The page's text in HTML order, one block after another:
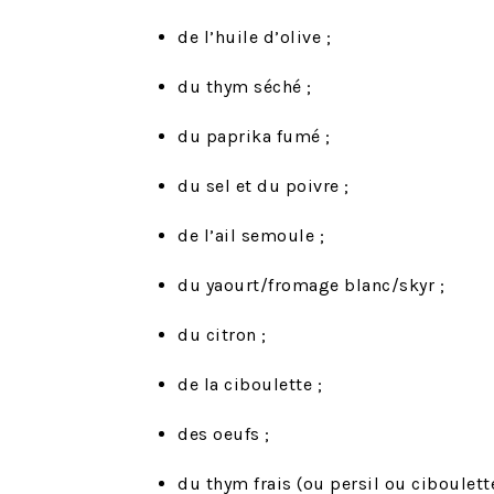
de l’huile d’olive ;
du thym séché ;
du paprika fumé ;
du sel et du poivre ;
de l’ail semoule ;
du yaourt/fromage blanc/skyr ;
du citron ;
de la ciboulette ;
des oeufs ;
du thym frais (ou persil ou